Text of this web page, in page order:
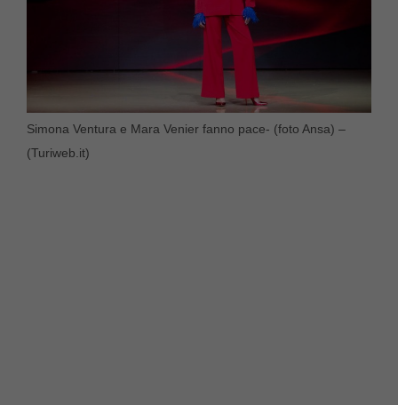
Simona Ventura e Mara Venier fanno pace- (foto Ansa) –
(Turiweb.it)